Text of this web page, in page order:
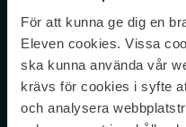
För att kunna ge dig en
Eleven cookies. Vissa
ska kunna använda vår
krävs för cookies i syfte
och analysera
Never miss a
Sign up to